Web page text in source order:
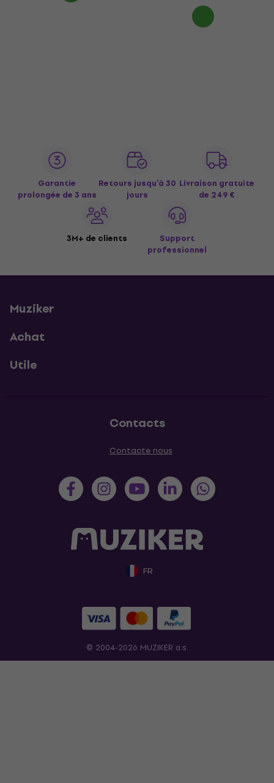
Garantie
prolongée de 3 ans
Retours jusqu’à 30
jours
Livraison gratuite
de 249 €
3M+ de clients
Support
professionnel
Muziker
Achat
Utile
Contacts
Contacte nous
FR
© 2004-2026 MUZIKER a.s.